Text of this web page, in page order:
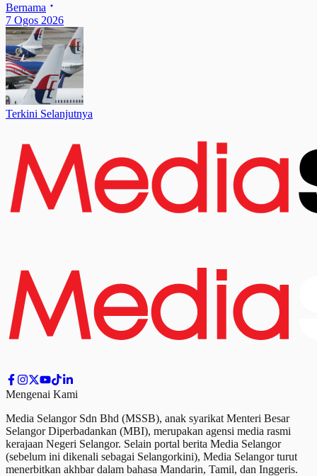
Bernama
7 Ogos 2026
Terkini Selanjutnya
Mengenai Kami
Media Selangor Sdn Bhd (MSSB), anak syarikat Menteri Besar
Selangor Diperbadankan (MBI), merupakan agensi media rasmi
kerajaan Negeri Selangor. Selain portal berita Media Selangor
(sebelum ini dikenali sebagai Selangorkini), Media Selangor turut
menerbitkan akhbar dalam bahasa Mandarin, Tamil, dan Inggeris.